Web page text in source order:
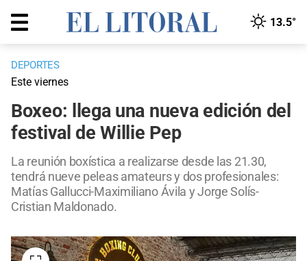
13.5°
DEPORTES
Este viernes
Boxeo: llega una nueva edición del
festival de Willie Pep
La reunión boxística a realizarse desde las 21.30,
tendrá nueve peleas amateurs y dos profesionales:
Matías Gallucci-Maximiliano Ávila y Jorge Solís-
Cristian Maldonado.